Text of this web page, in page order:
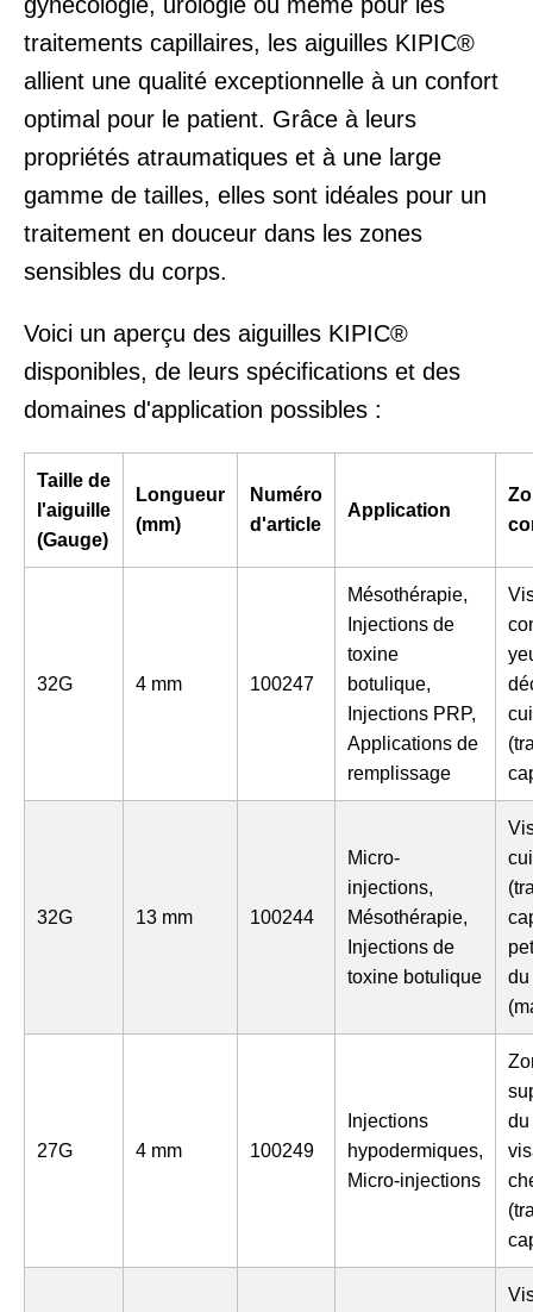
traitements capillaires, les aiguilles KIPIC®
allient une qualité exceptionnelle à un confort
optimal pour le patient. Grâce à leurs
propriétés atraumatiques et à une large
gamme de tailles, elles sont idéales pour un
traitement en douceur dans les zones
sensibles du corps.
Voici un aperçu des aiguilles KIPIC®
disponibles, de leurs spécifications et des
domaines d'application possibles :
Taille de
l'aiguille
(Gauge)
Longueur
(mm)
Numéro
d'article
Application
32G 4 mm 100247
Mésothérapie,
Injections de
toxine
botulique,
Injections PRP,
Applications de
remplissage
32G 13 mm 100244
Micro-
injections,
Mésothérapie,
Injections de
toxine botulique
du
27G 4 mm 100249
Injections
hypodermiques,
Micro-injections
du